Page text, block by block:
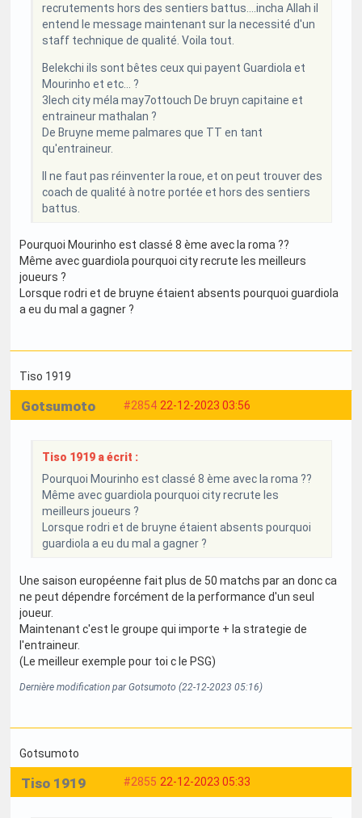
recrutements hors des sentiers battus....incha Allah il
entend le message maintenant sur la necessité d'un
staff technique de qualité. Voila tout.
Belekchi ils sont bêtes ceux qui payent Guardiola et
Mourinho et etc... ?
3lech city méla may7ottouch De bruyn capitaine et
entraineur mathalan ?
De Bruyne meme palmares que TT en tant
qu'entraineur.
Il ne faut pas réinventer la roue, et on peut trouver des
coach de qualité à notre portée et hors des sentiers
battus.
Pourquoi Mourinho est classé 8 ème avec la roma ??
Même avec guardiola pourquoi city recrute les meilleurs
joueurs ?
Lorsque rodri et de bruyne étaient absents pourquoi guardiola
a eu du mal a gagner ?
Tiso 1919
#2854 22-12-2023 03:56
Gotsumoto
Tiso 1919 a écrit :
Pourquoi Mourinho est classé 8 ème avec la roma ??
Même avec guardiola pourquoi city recrute les
meilleurs joueurs ?
Lorsque rodri et de bruyne étaient absents pourquoi
guardiola a eu du mal a gagner ?
Une saison européenne fait plus de 50 matchs par an donc ca
ne peut dépendre forcément de la performance d'un seul
joueur.
Maintenant c'est le groupe qui importe + la strategie de
l'entraineur.
(Le meilleur exemple pour toi c le PSG)
Dernière modification par Gotsumoto (22-12-2023 05:16)
Gotsumoto
#2855 22-12-2023 05:33
Tiso 1919